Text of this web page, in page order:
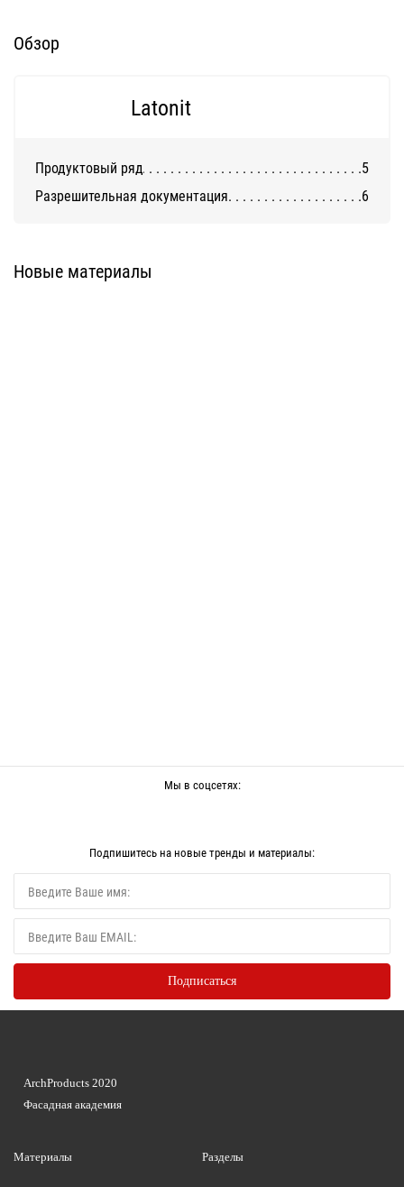
Обзор
Latonit
Продуктовый ряд
5
Разрешительная документация
6
Новые материалы
Мы в соцсетях:
Подпишитесь на новые тренды и материалы:
Материалы Разделы
ArchProducts 2020
Фасадная академия